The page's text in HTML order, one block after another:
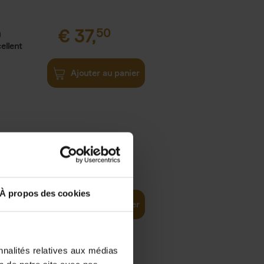
À propos des cookies
relatives aux médias
€ 37,50
Ajouter au panier
world 29,99
Ajouter au panier